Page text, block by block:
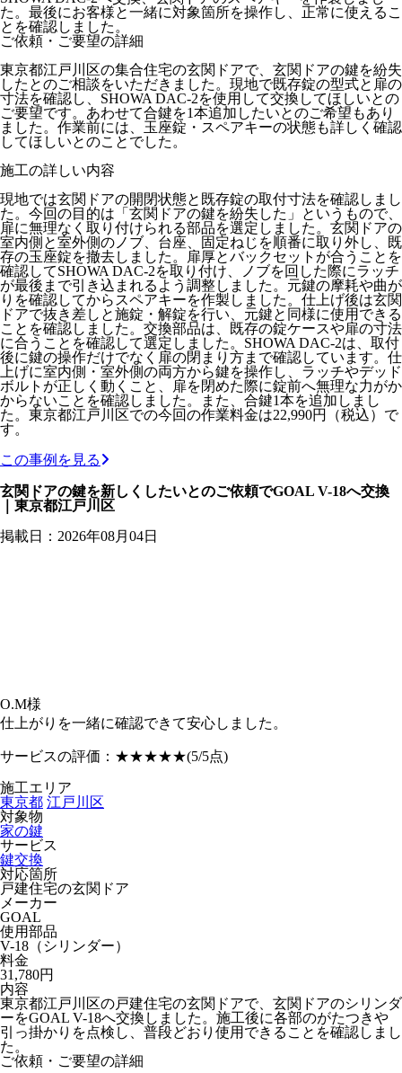
た。最後にお客様と一緒に対象箇所を操作し、正常に使えるこ
とを確認しました。
ご依頼・ご要望の詳細
東京都江戸川区の集合住宅の玄関ドアで、玄関ドアの鍵を紛失
したとのご相談をいただきました。現地で既存錠の型式と扉の
寸法を確認し、SHOWA DAC-2を使用して交換してほしいとの
ご要望です。あわせて合鍵を1本追加したいとのご希望もあり
ました。作業前には、玉座錠・スペアキーの状態も詳しく確認
してほしいとのことでした。
施工の詳しい内容
現地では玄関ドアの開閉状態と既存錠の取付寸法を確認しまし
た。今回の目的は「玄関ドアの鍵を紛失した」というもので、
扉に無理なく取り付けられる部品を選定しました。玄関ドアの
室内側と室外側のノブ、台座、固定ねじを順番に取り外し、既
存の玉座錠を撤去しました。扉厚とバックセットが合うことを
確認してSHOWA DAC-2を取り付け、ノブを回した際にラッチ
が最後まで引き込まれるよう調整しました。元鍵の摩耗や曲が
りを確認してからスペアキーを作製しました。仕上げ後は玄関
ドアで抜き差しと施錠・解錠を行い、元鍵と同様に使用できる
ことを確認しました。交換部品は、既存の錠ケースや扉の寸法
に合うことを確認して選定しました。SHOWA DAC-2は、取付
後に鍵の操作だけでなく扉の閉まり方まで確認しています。仕
上げに室内側・室外側の両方から鍵を操作し、ラッチやデッド
ボルトが正しく動くこと、扉を閉めた際に錠前へ無理な力がか
からないことを確認しました。また、合鍵1本を追加しまし
た。東京都江戸川区での今回の作業料金は22,990円（税込）で
す。
この事例を見る
玄関ドアの鍵を新しくしたいとのご依頼でGOAL V-18へ交換
｜東京都江戸川区
掲載日：2026年08月04日
O.M様
仕上がりを一緒に確認できて安心しました。
サービスの評価： ★★★★★(5/5点)
施工エリア
東京都 江戸川区
対象物
家の鍵
サービス
鍵交換
対応箇所
戸建住宅の玄関ドア
メーカー
GOAL
使用部品
V-18（シリンダー）
料金
31,780円
内容
東京都江戸川区の戸建住宅の玄関ドアで、玄関ドアのシリンダ
ーをGOAL V-18へ交換しました。施工後に各部のがたつきや
引っ掛かりを点検し、普段どおり使用できることを確認しまし
た。
ご依頼・ご要望の詳細